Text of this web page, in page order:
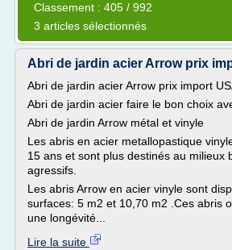
Classement : 405 / 992
3 articles sélectionnés
Abri de jardin acier Arrow prix
Abri de jardin acier Arrow prix import
Abri de jardin acier faire le bon choix
Abri de jardin Arrow métal et vinyle
Les abris en acier metallopastique
15 ans et sont plus destinés au milieux
agressifs.
Les abris Arrow en acier vinyle sont
surfaces: 5 m2 et 10,70 m2 .Ces abris
une longévité...
Lire la suite